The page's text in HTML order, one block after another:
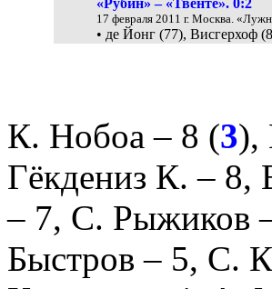
«Рубин» – «Твенте». 0:2
17 февраля 2011 г. Москва.
• де Йонг (77), Висгерхоф
К. Нобоа – 8 (3),
Гёкдениз К. – 8,
– 7, С. Рыжиков
Быстров – 5, С.